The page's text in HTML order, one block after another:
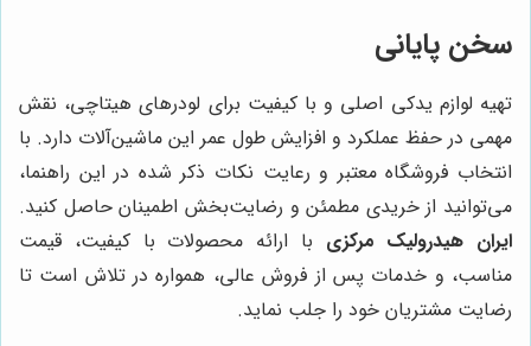
سخن پایانی
تهیه لوازم یدکی اصلی و با کیفیت برای لودرهای هیتاچی، نقش
مهمی در حفظ عملکرد و افزایش طول عمر این ماشین‌آلات دارد. با
انتخاب فروشگاه معتبر و رعایت نکات ذکر شده در این راهنما،
می‌توانید از خریدی مطمئن و رضایت‌بخش اطمینان حاصل کنید.
ایران هیدرولیک مرکزی با ارائه محصولات با کیفیت، قیمت
مناسب، و خدمات پس از فروش عالی، همواره در تلاش است تا
رضایت مشتریان خود را جلب نماید.